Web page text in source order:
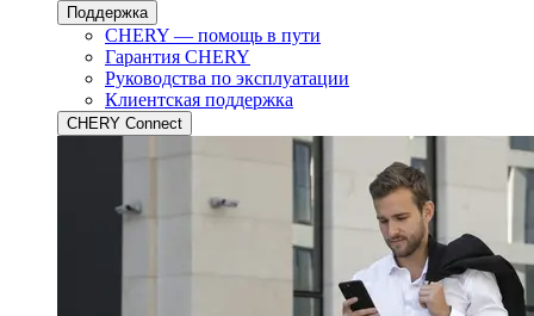
Поддержка
CHERY — помощь в пути
Гарантия CHERY
Руководства по эксплуатации
Клиентская поддержка
CHERY Connect